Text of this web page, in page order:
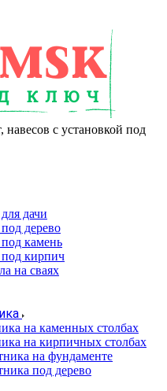
навесов с установкой под
дачи
дерево
камень
кирпич
на сваях
на каменных столбах
на кирпичных столбах
на фундаменте
под дерево